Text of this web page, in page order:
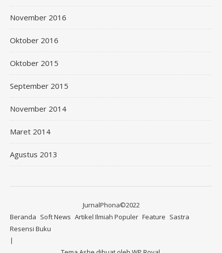
November 2016
Oktober 2016
Oktober 2015
September 2015
November 2014
Maret 2014
Agustus 2013
JurnalPhona©2022
Beranda Soft News Artikel Ilmiah Populer Feature Sastra
Resensi Buku